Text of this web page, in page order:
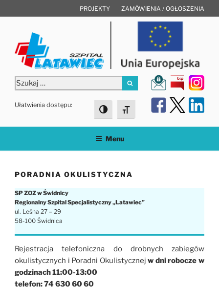
do
PROJEKTY ZAMÓWIENIA / OGŁOSZENIA
Szukaj:
Szukaj
Ułatwienia dostępu:
Toggle High Contrast
Toggle Font size
Menu
PORADNIA OKULISTYCZNA
SP ZOZ w Świdnicy
Regionalny Szpital Specjalistyczny „Latawiec”
ul. Leśna 27 – 29
58-100 Świdnica
Rejestracja telefoniczna do drobnych zabiegów
okulistycznych i Poradni Okulistycznej w dni robocze w
godzinach 11:00-13:00
telefon: 74 630 60 60